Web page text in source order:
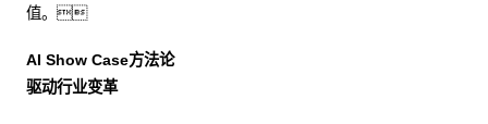
值。
AI Show Case方法论
驱动行业变革